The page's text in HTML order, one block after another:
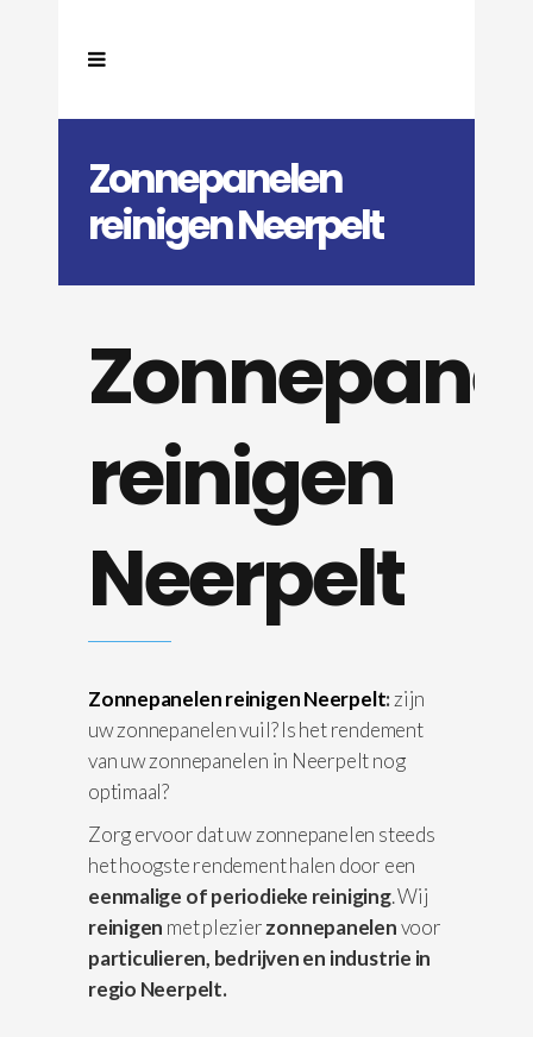
Zonnepanelen
reinigen Neerpelt
reinigen
Neerpelt
Zonnepanelen reinigen Neerpelt:zijn
uw zonnepanelen vuil? Is het rendement
van uw zonnepanelen in Neerpelt nog
optimaal?
Zorg ervoor dat uw zonnepanelen steeds
het hoogste rendement halen door een
eenmalige of periodieke reiniging. Wij
reinigen met plezierzonnepanelenvoor
particulieren, bedrijven en industrie in
regio Neerpelt.